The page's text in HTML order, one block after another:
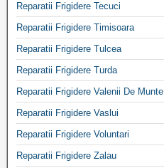
Reparatii Frigidere Tecuci
Reparatii Frigidere Timisoara
Reparatii Frigidere Tulcea
Reparatii Frigidere Turda
Reparatii Frigidere Valenii De Munte
Reparatii Frigidere Vaslui
Reparatii Frigidere Voluntari
Reparatii Frigidere Zalau